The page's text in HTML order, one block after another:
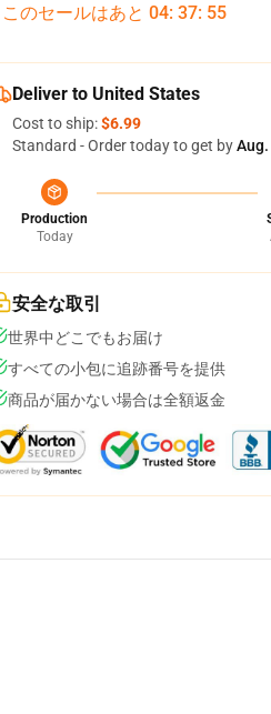
このセールはあと 04: 37: 54
Deliver to United States
Cost to ship:$6.99
Standard - Order today to get by
Production
Today
安全な取引
世界中どこでもお届け
すべての小包に追跡番号を提供
商品が届かない場合は全額返金